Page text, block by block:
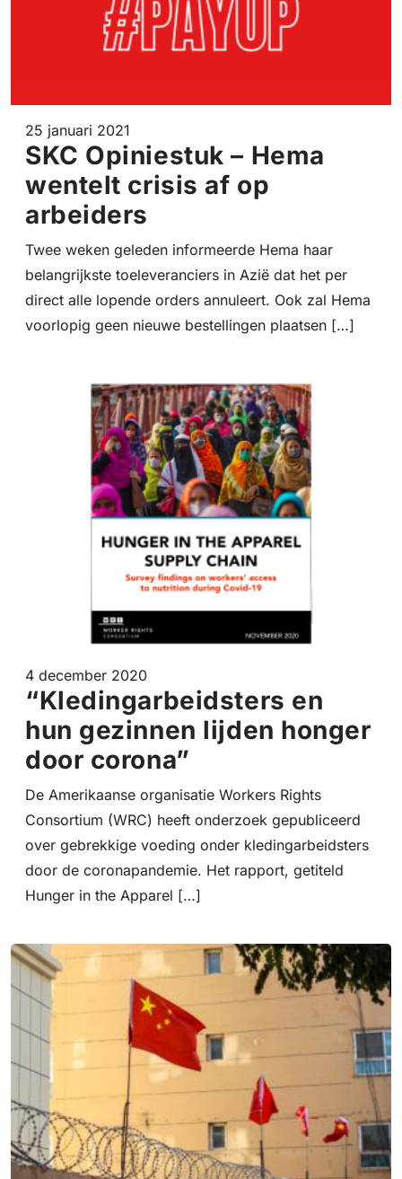
25 januari 2021
SKC Opiniestuk – Hema
wentelt crisis af op
arbeiders
Twee weken geleden informeerde Hema haar
belangrijkste toeleveranciers in Azië dat het per
direct alle lopende orders annuleert. Ook zal Hema
voorlopig geen nieuwe bestellingen plaatsen […]
4 december 2020
“Kledingarbeidsters en
hun gezinnen lijden honger
door corona”
De Amerikaanse organisatie Workers Rights
Consortium (WRC) heeft onderzoek gepubliceerd
over gebrekkige voeding onder kledingarbeidsters
door de coronapandemie. Het rapport, getiteld
Hunger in the Apparel […]